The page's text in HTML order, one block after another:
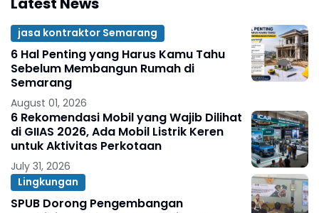
jasa kontraktor Semarang
6 Hal Penting yang Harus Kamu Tahu
Sebelum Membangun Rumah di
Semarang
August 01, 2026
6 Rekomendasi Mobil yang Wajib Dilihat
di GIIAS 2026, Ada Mobil Listrik Keren
untuk Aktivitas Perkotaan
July 31, 2026
Lingkungan
SPUB Dorong Pengembangan